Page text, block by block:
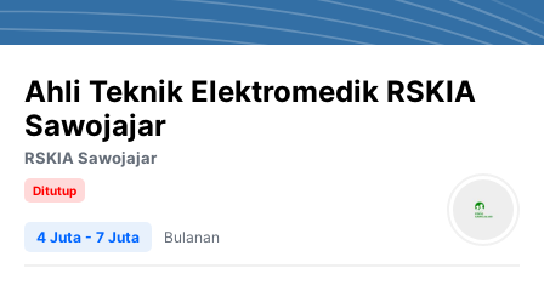
Ahli Teknik Elektromedik RSKIA
Sawojajar
RSKIA Sawojajar
Ditutup
4 Juta - 7 Juta Bulanan